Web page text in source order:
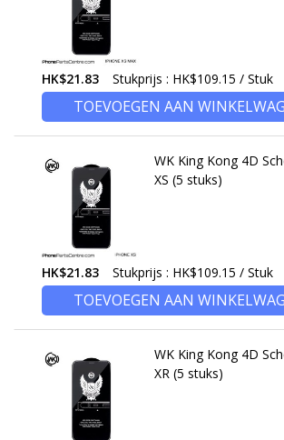
HK$21.83 Stukprijs : HK$109.15 / Stuk
TOEVOEGEN AAN
WK King Kong 4D
XS (5 stuks)
HK$21.83 Stukprijs : HK$109.15 / Stuk
TOEVOEGEN AAN
WK King Kong 4D
XR (5 stuks)